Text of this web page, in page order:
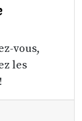
vous,
les